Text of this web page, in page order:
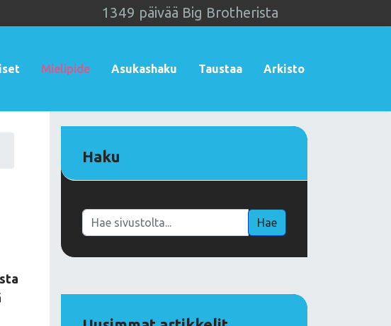
1 349 päivää Big Brotherista
Mielipide Asukashaku Taustaa Arkisto
Haku
Haku Hae